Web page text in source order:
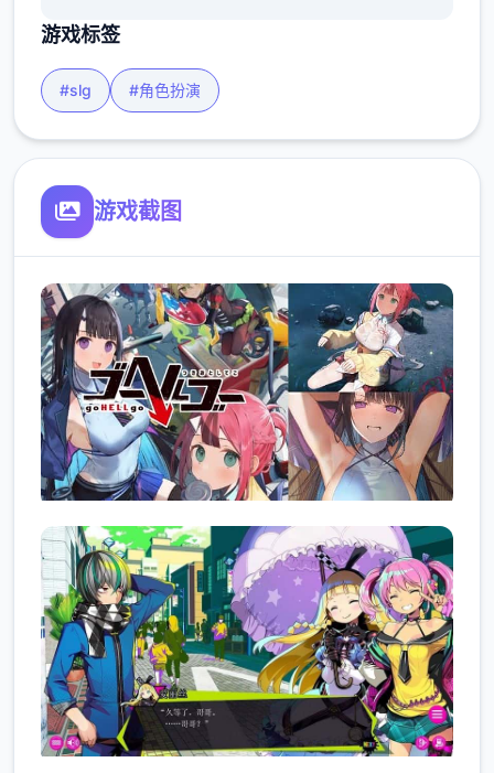
游戏标签
#slg #角色扮演
游戏截图